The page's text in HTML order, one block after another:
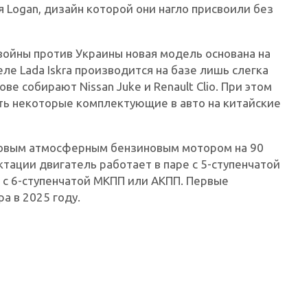
дизайн которой они нагло присвоили без
против Украины новая модель основана на
Lada Iskra производится на базе лишь слегка
собирают Nissan Juke и Renault Clio. При этом
некоторые комплектующие в авто на китайские
атмосферным бензиновым мотором на 90
двигатель работает в паре с 5-ступенчатой
6-ступенчатой МКПП или АКПП. Первые
в 2025 году.